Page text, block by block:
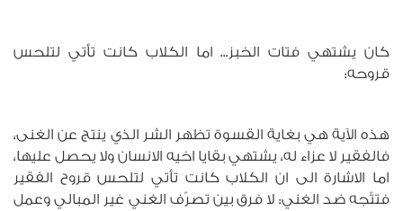
كان يشتهي فتات الخبز... اما الكلاب كانت تأتي لتلحس
قروحه:
هذه الآية هي بغاية القسوة تظهر الشر الذي ينتج عن الغنى،
فالفقير لا عزاء له، يشتهي بقايا اخيه الانسان ولا يحصل عليها،
اما الاشارة الى ان الكلاب كانت تأتي لتلحس قروح الفقير
فتتّجه ضد الغني: لا فرق بين تصرّف الغني غير المبالي وعمل